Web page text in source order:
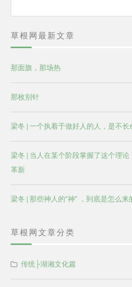
索
草根网最新文章
那面旗，那场热
那枚别针
梁冬 | 一个执着于做好人的人，是不长
梁冬 | 当人在某个阶段掌握了这个理
革新
梁冬 | 那些神人的“神” ，到底是怎么来
草根网文章分类
传统├湖湘文化篇